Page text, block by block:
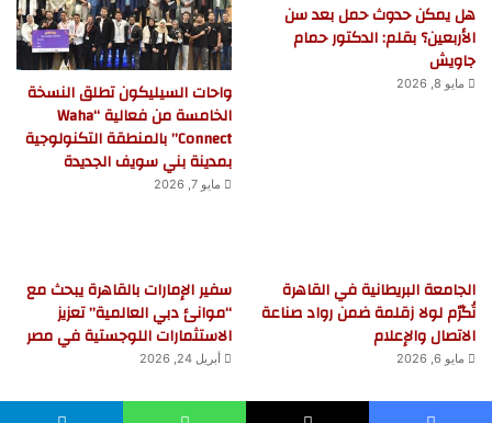
هل يمكن حدوث حمل بعد سن
الأربعين؟ بقلم: الدكتور حمام
جاويش
مايو 8, 2026
واحات السيليكون تطلق النسخة
الخامسة من فعالية “Waha
Connect” بالمنطقة التكنولوجية
بمدينة بني سويف الجديدة
مايو 7, 2026
الجامعة البريطانية في القاهرة
تُكرّم لولا زقلمة ضمن رواد صناعة
الاتصال والإعلام
مايو 6, 2026
سفير الإمارات بالقاهرة يبحث مع
“موانئ دبي العالمية” تعزيز
الاستثمارات اللوجستية في مصر
أبريل 24, 2026